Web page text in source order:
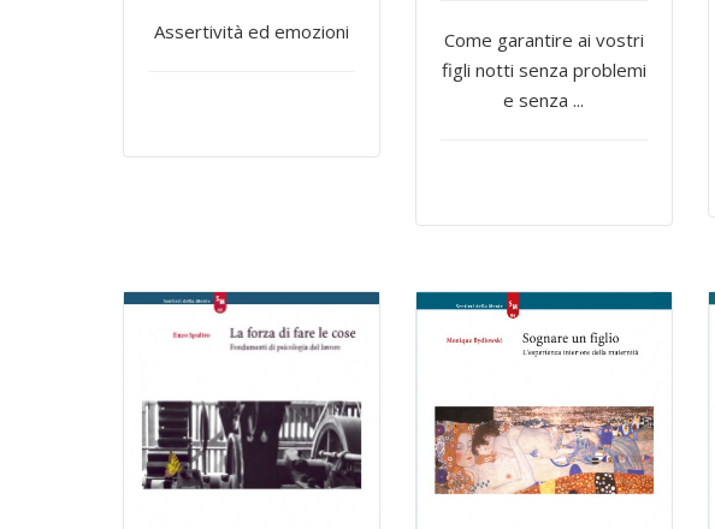
Assertività ed emozioni
Come garantire ai vostri
figli notti senza problemi
e senza ...